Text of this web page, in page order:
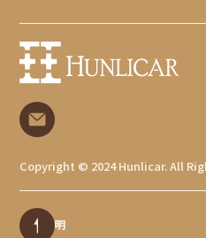
Copyright © 2024 Hunlicar. All
免責聲明